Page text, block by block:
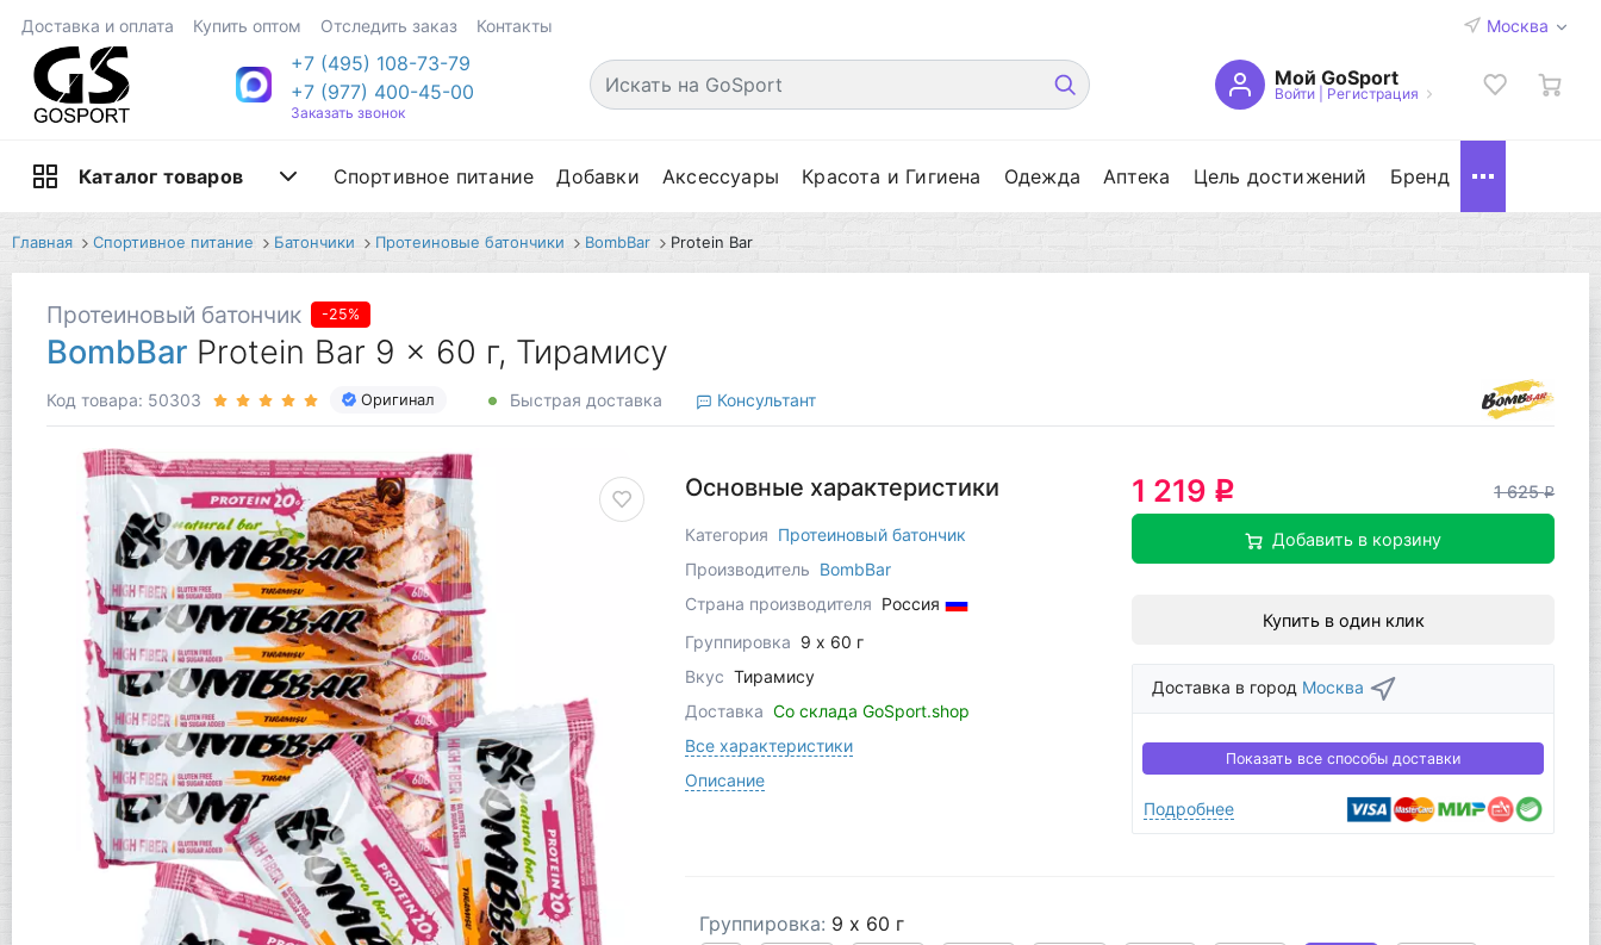
Доставка и оплата Купить оптом Отследить заказ Контакты Москва
+7 (495) 108-73-79
+7 (977) 400-45-00
Заказать звонок
Мой GoSport
Войти| Регистрация
Каталог товаров Спортивное питание Добавки Аксессуары Красота и Гигиена Одежда Аптека Цель достижений Бренд
Главная Спортивное питание Батончики Протеиновые батончики BombBar Protein Bar
Протеиновый батончик -25%
BombBar Protein Bar 9 x 60 г, Тирамису
Код товара: 50303 Оригинал Быстрая доставка Консультант
Основные характеристики
Категория Протеиновый батончик
Производитель BombBar
Страна производителя Россия
Группировка 9 x 60 г
Вкус Тирамису
Доставка Со склада GoSport.shop
Все характеристики
Описание
1 219 q 1 625q
Добавить в корзину
Купить в один клик
Доставка в город Москва
Показать все способы доставки
Подробнее
Группировка: 9 x 60 г